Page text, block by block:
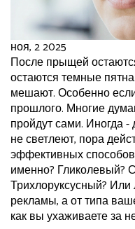
ноя, 2 2025
После прыщей
остаются темные
мешают. Особенно
прошлого. Многие
пройдут сами. Иногда
не светлеют, пора
эффективных
именно? Гликолевый?
Трихлоруксусный? Или
рекламы, а от типа
как вы ухаживаете за